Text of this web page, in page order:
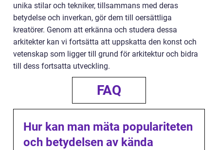
unika stilar och tekniker, tillsammans med deras
betydelse och inverkan, gör dem till oersättliga
kreatörer. Genom att erkänna och studera dessa
arkitekter kan vi fortsätta att uppskatta den konst och
vetenskap som ligger till grund för arkitektur och bidra
till dess fortsatta utveckling.
FAQ
Hur kan man mäta populariteten
och betydelsen av kända